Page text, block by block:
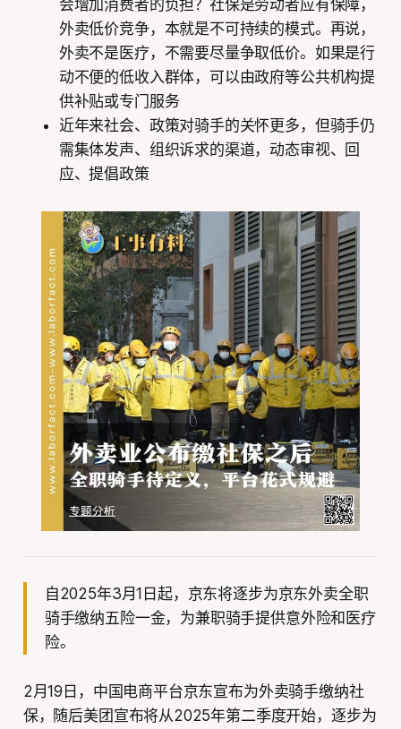
会增加消费者的负担？社保是劳动者应有保障，
外卖低价竞争，本就是不可持续的模式。再说，
外卖不是医疗，不需要尽量争取低价。如果是行
动不便的低收入群体，可以由政府等公共机构提
供补贴或专门服务
近年来社会、政策对骑手的关怀更多，但骑手仍
需集体发声、组织诉求的渠道，动态审视、回
应、提倡政策
自2025年3月1日起，京东将逐步为京东外卖全职
骑手缴纳五险一金，为兼职骑手提供意外险和医疗
险。
2月19日，中国电商平台京东宣布为外卖骑手缴纳社
保，随后美团宣布将从2025年第二季度开始，逐步为